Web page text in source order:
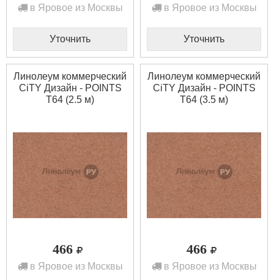
в Яровое из Москвы
Уточнить
в Яровое из Москвы
Уточнить
Линолеум коммерческий
CiTY Дизайн - POINTS
T64 (2.5 м)
466
в Яровое из Москвы
Линолеум коммерческий
CiTY Дизайн - POINTS
T64 (3.5 м)
466
в Яровое из Москвы